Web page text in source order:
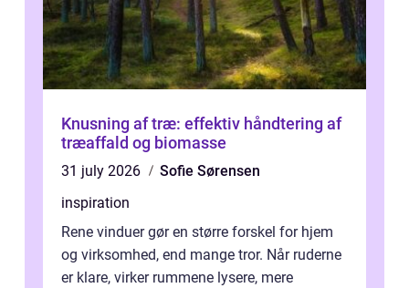
Knusning af træ: effektiv håndtering af
træaffald og biomasse
31 july 2026
Sofie Sørensen
inspiration
Rene vinduer gør en større forskel for hjem
og virksomhed, end mange tror. Når ruderne
er klare, virker rummene lysere, mere